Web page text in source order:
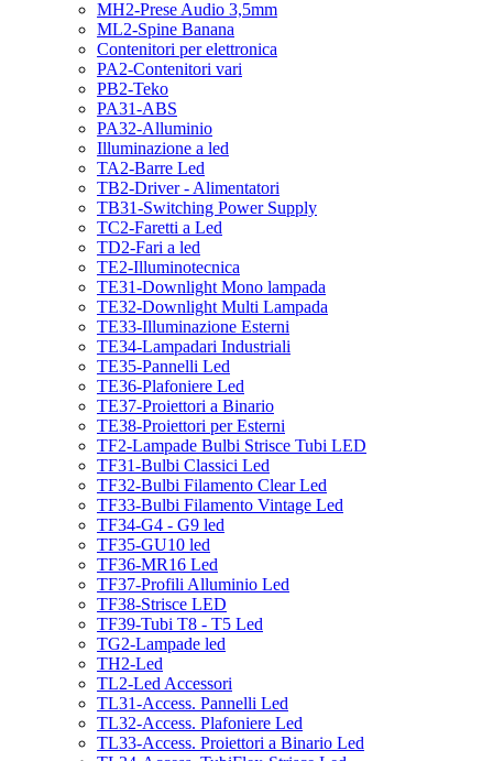
MH2-Prese Audio 3,5mm
ML2-Spine Banana
Contenitori per elettronica
PA2-Contenitori vari
PB2-Teko
PA31-ABS
PA32-Alluminio
Illuminazione a led
TA2-Barre Led
TB2-Driver - Alimentatori
TB31-Switching Power Supply
TC2-Faretti a Led
TD2-Fari a led
TE2-Illuminotecnica
TE31-Downlight Mono lampada
TE32-Downlight Multi Lampada
TE33-Illuminazione Esterni
TE34-Lampadari Industriali
TE35-Pannelli Led
TE36-Plafoniere Led
TE37-Proiettori a Binario
TE38-Proiettori per Esterni
TF2-Lampade Bulbi Strisce Tubi LED
TF31-Bulbi Classici Led
TF32-Bulbi Filamento Clear Led
TF33-Bulbi Filamento Vintage Led
TF34-G4 - G9 led
TF35-GU10 led
TF36-MR16 Led
TF37-Profili Alluminio Led
TF38-Strisce LED
TF39-Tubi T8 - T5 Led
TG2-Lampade led
TH2-Led
TL2-Led Accessori
TL31-Access. Pannelli Led
TL32-Access. Plafoniere Led
TL33-Access. Proiettori a Binario Led